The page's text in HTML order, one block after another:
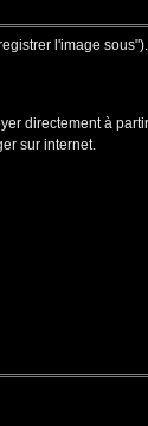
l'image sous").
directement à
sur internet.